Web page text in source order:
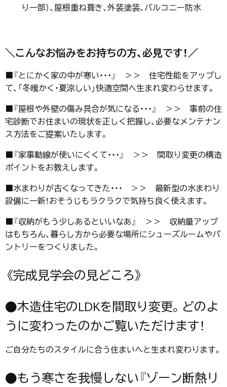
り一部）、屋根重ね葺き、外装塗装、バルコニー防水
＼こんなお悩みをお持ちの方、必見です！／
■『とにかく家の中が寒い・・・』 ＞＞ 住宅性能をアップし
て、「冬暖かく・夏涼しい」快適空間へ生まれ変わらせます。
■『屋根や外壁の傷み具合が気になる・・・』 ＞＞ 事前の住
宅診断でお住まいの現状を正しく把握し、必要なメンテナン
ス方法をご提案いたします。
■『家事動線が使いにくくて・・・』 ＞＞ 間取り変更の構造
ポイントをお教えします。
■水まわりが古くなってきた・・・ ＞＞ 最新型の水まわり
設備に一新！おそうじもラクラクで気持ち良く使えます。
■『収納がもう少しあるといいなあ』 ＞＞ 収納量アップ
はもちろん、暮らし方から必要な場所にシューズルームやパ
ントリーをつくりました。
《完成見学会の見どころ》
●木造住宅のLDKを間取り変更。どのよ
うに変わったのかご覧いただけます！
ご自分たちのスタイルに合う住まいへと生まれ変わります。
●もう寒さを我慢しない『ゾーン断熱リ